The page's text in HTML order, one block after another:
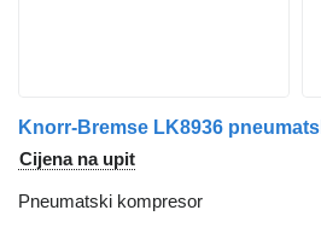
Cijena na upit
Pneumatski kompresor